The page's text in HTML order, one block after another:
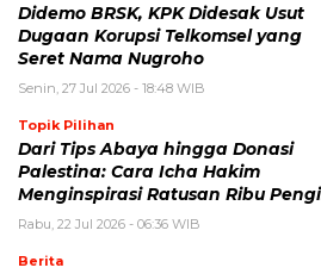
Didemo BRSK, KPK Didesak Usut
Dugaan Korupsi Telkomsel yang
Seret Nama Nugroho
Senin, 27 Jul 2026 - 18:48 WIB
Topik Pilihan
Dari Tips Abaya hingga Donasi
Palestina: Cara Icha Hakim
Menginspirasi Ratusan Ribu
Rabu, 22 Jul 2026 - 06:36 WIB
Berita